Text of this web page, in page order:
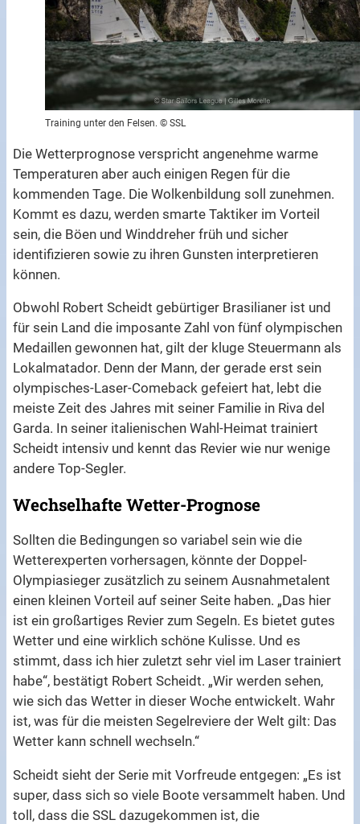
Training unter den Felsen. © SSL
Die Wetterprognose verspricht angenehme warme
Temperaturen aber auch einigen Regen für die
kommenden Tage. Die Wolkenbildung soll zunehmen.
Kommt es dazu, werden smarte Taktiker im Vorteil
sein, die Böen und Winddreher früh und sicher
identifizieren sowie zu ihren Gunsten interpretieren
können.
Obwohl Robert Scheidt gebürtiger Brasilianer ist und
für sein Land die imposante Zahl von fünf olympischen
Medaillen gewonnen hat, gilt der kluge Steuermann als
Lokalmatador. Denn der Mann, der gerade erst sein
olympisches-Laser-Comeback gefeiert hat, lebt die
meiste Zeit des Jahres mit seiner Familie in Riva del
Garda. In seiner italienischen Wahl-Heimat trainiert
Scheidt intensiv und kennt das Revier wie nur wenige
andere Top-Segler.
Wechselhafte Wetter-Prognose
Sollten die Bedingungen so variabel sein wie die
Wetterexperten vorhersagen, könnte der Doppel-
Olympiasieger zusätzlich zu seinem Ausnahmetalent
einen kleinen Vorteil auf seiner Seite haben. „Das hier
ist ein großartiges Revier zum Segeln. Es bietet gutes
Wetter und eine wirklich schöne Kulisse. Und es
stimmt, dass ich hier zuletzt sehr viel im Laser trainiert
habe“, bestätigt Robert Scheidt. „Wir werden sehen,
wie sich das Wetter in dieser Woche entwickelt. Wahr
ist, was für die meisten Segelreviere der Welt gilt: Das
Wetter kann schnell wechseln.“
Scheidt sieht der Serie mit Vorfreude entgegen: „Es ist
super, dass sich so viele Boote versammelt haben. Und
toll, dass die SSL dazugekommen ist, die